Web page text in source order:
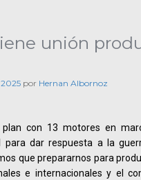
unión
por Hernan Albornoz
con 13 motores en
para dar respuesta a la
que prepararnos para
e internacionales y el